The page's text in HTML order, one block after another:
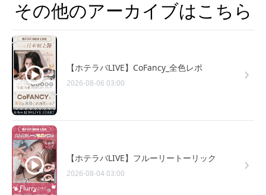
その他のアーカイブはこちら
【ホテラバLIVE】CoFancy_全色レポ
2026-08-06 03:00
【ホテラバLIVE】フルーリートーリック
2026-08-04 03:00